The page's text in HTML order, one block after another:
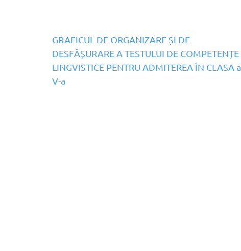
Navigare
în
articole
GRAFICUL DE ORGANIZARE ȘI DE
DESFĂȘURARE A TESTULUI DE COMPETENȚE
LINGVISTICE PENTRU ADMITEREA ÎN CLASA a
V-a